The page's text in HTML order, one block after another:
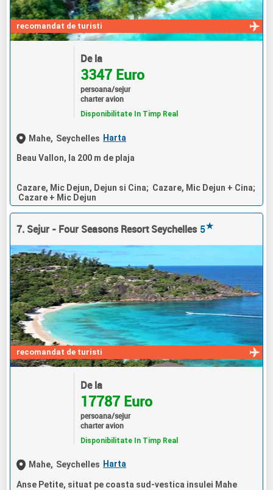
recomandat de turisti
De la
3347 Euro
persoana/sejur
charter avion
Disponibilitate In Timp Real
Mahe, Seychelles Harta
Beau Vallon, la 200 m de plaja
Cazare, Mic Dejun, Dejun si Cina; Cazare, Mic Dejun + Cina;
Cazare + Mic Dejun
7. Sejur - Four Seasons Resort Seychelles 5★
recomandat de turisti
De la
17787 Euro
persoana/sejur
charter avion
Disponibilitate In Timp Real
Mahe, Seychelles Harta
Anse Petite, situat pe coasta sud-vestica insulei Mahe